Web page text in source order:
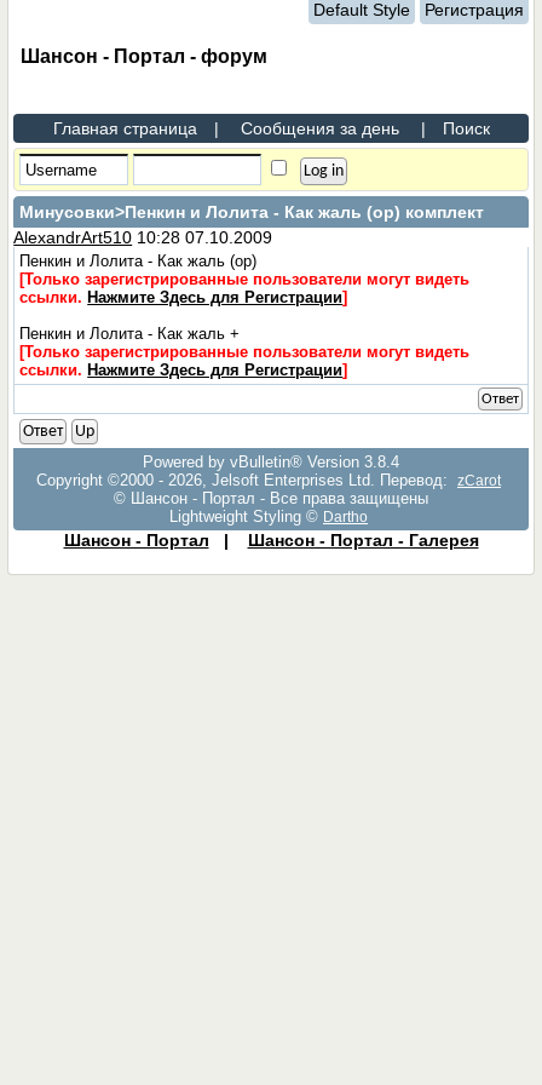
Default Style Регистрация
Шансон - Портал - форум
Главная страница | Сообщения за день | Поиск
Минусовки>Пенкин и Лолита - Как жаль (ор) комплект
AlexandrArt510 10:28 07.10.2009
Пенкин и Лолита - Как жаль (ор)
[Только зарегистрированные пользователи могут видеть
ссылки. Нажмите Здесь для Регистрации]
Пенкин и Лолита - Как жаль +
[Только зарегистрированные пользователи могут видеть
ссылки. Нажмите Здесь для Регистрации]
Ответ
Ответ
Up
Powered by vBulletin® Version 3.8.4
Copyright ©2000 - 2026, Jelsoft Enterprises Ltd. Перевод:
zCarot
© Шансон - Портал - Все права защищены
Lightweight Styling © Dartho
Шансон - Портал | Шансон - Портал - Галерея